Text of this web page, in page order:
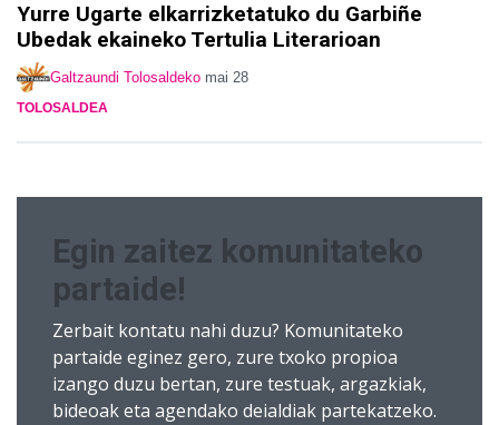
Yurre Ugarte elkarrizketatuko du Garbiñe
Ubedak ekaineko Tertulia Literarioan
Galtzaundi Tolosaldeko mai 28
TOLOSALDEA
Egin zaitez komunitateko
partaide!
Zerbait kontatu nahi duzu? Komunitateko
partaide eginez gero, zure txoko propioa
izango duzu bertan, zure testuak, argazkiak,
bideoak eta agendako deialdiak partekatzeko.